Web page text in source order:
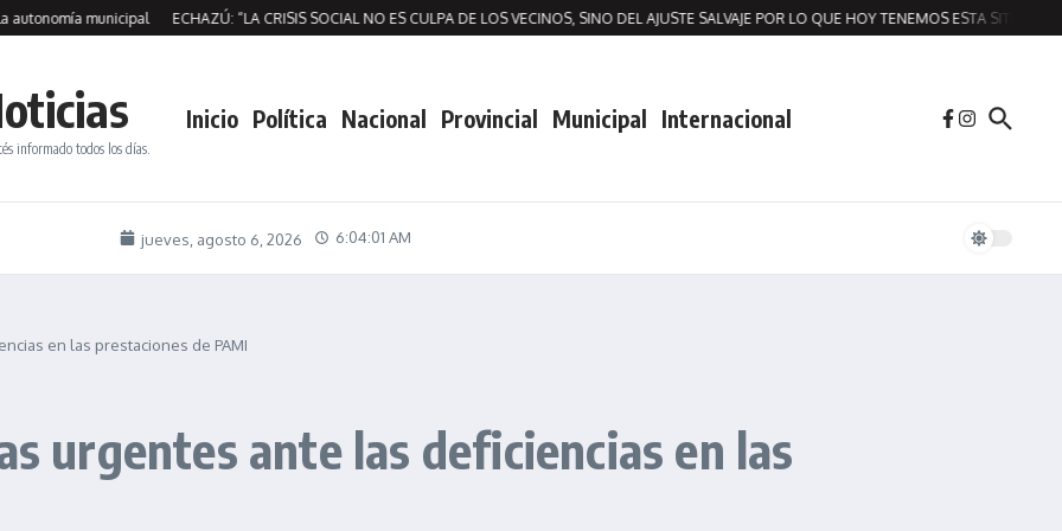
municipal ECHAZÚ: “LA CRISIS SOCIAL NO ES CULPA DE LOS VECINOS, SINO DEL AJUSTE SALVAJE POR LO QUE HOY TENEMOS ESTA SITUACION DE
informado todos los días.
Inicio Política Nacional Provincial Municipal Internacional
jueves, agosto 6, 2026 6:04:03 AM
en las prestaciones de PAMI
urgentes ante las deficiencias en las